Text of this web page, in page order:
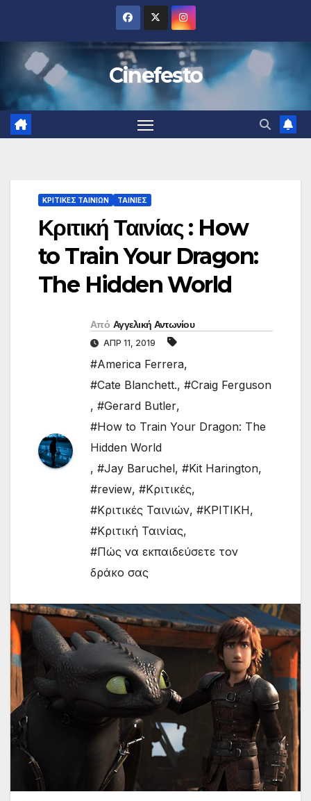
περιεχόμενο
Cinefesto
ΚΡΙΤΙΚΕΣ ΤΑΙΝΙΩΝ ΤΑΙΝΙΕΣ
Κριτική Ταινίας : How
to Train Your Dragon:
The Hidden World
Από Αγγελική Αντωνίου
ΑΠΡ 11, 2019
#America Ferrera,
#Cate Blanchett., #Craig Ferguson
, #Gerard Butler,
#How to Train Your Dragon: The
Hidden World
, #Jay Baruchel, #Kit Harington,
#review, #Κριτικές,
#Κριτικές Ταινιών, #ΚΡΙΤΙΚΗ,
#Κριτική Ταινίας,
#Πώς να εκπαιδεύσετε τον
δράκο σας